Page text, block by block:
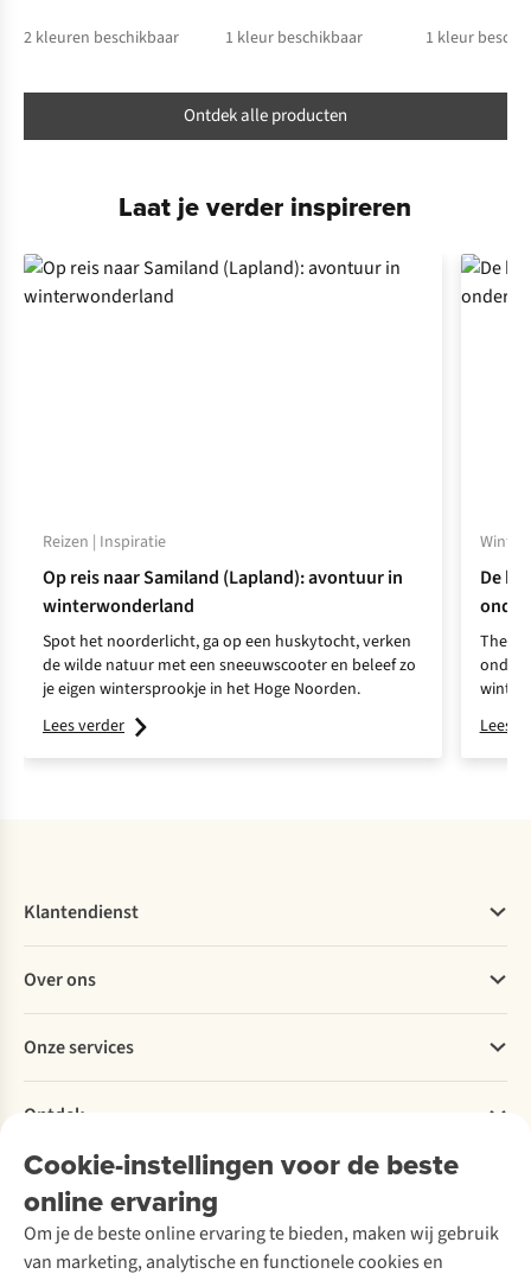
2 kleuren beschikbaar 1 kleur beschikbaar 1 kleur
Ontdek alle producten
Laat je verder inspireren
Reizen | Inspiratie
Op reis naar Samiland (Lapland): avontuur in
winterwonderland
Spot het noorderlicht, ga op een huskytocht, verken
de wilde natuur met een sneeuwscooter en beleef zo
je eigen wintersprookje in het Hoge Noorden.
Lees verder
De
winter
Lees
Cookie-instellingen voor de beste
online ervaring
Om je de beste online ervaring te bieden, maken wij gebruik
van marketing, analytische en functionele cookies en
Klantendienst
Bestellen
Betalen
Levering
Retourneren
Bestelling herroepen
Garantie
Contact
Over ons
Explore More
Verantwoord ondernemen
Over Ayacucho
Onze winkels
Over A.S.Adventure
Toegankelijkheidsverklaring
Onze services
Ski-onderhoud
Wasservice
Schoenonderhoud
Schoenherstelling
Ontdek
A.S.Magazine
Podcast
Explore Academy
Explore Camp